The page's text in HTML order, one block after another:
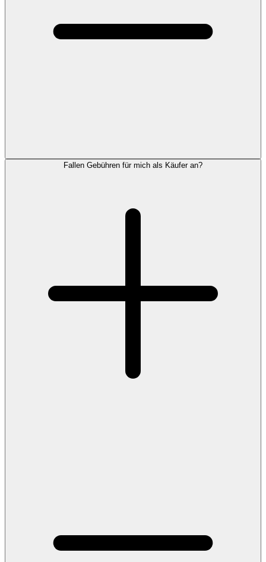
Fallen Gebühren für mich als Käufer an?